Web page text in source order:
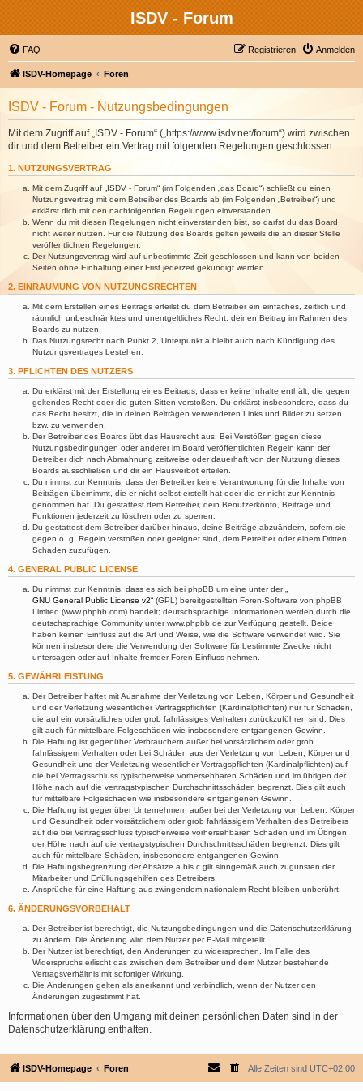
ISDV - Forum
FAQ Anmelden
Registrieren
ISDV-Homepage Foren
ISDV - Forum - Nutzungsbedingungen
Mit dem Zugriff auf „ISDV - Forum“ („https://www.isdv.net/forum“) wird zwischen
dir und dem Betreiber ein Vertrag mit folgenden Regelungen geschlossen:
1. NUTZUNGSVERTRAG
Mit dem Zugriff auf „ISDV - Forum“ (im Folgenden „das Board“) schließt du einen
Nutzungsvertrag mit dem Betreiber des Boards ab (im Folgenden „Betreiber“) und
erklärst dich mit den nachfolgenden Regelungen einverstanden.
Wenn du mit diesen Regelungen nicht einverstanden bist, so darfst du das Board
nicht weiter nutzen. Für die Nutzung des Boards gelten jeweils die an dieser Stelle
veröffentlichten Regelungen.
Der Nutzungsvertrag wird auf unbestimmte Zeit geschlossen und kann von beiden
Seiten ohne Einhaltung einer Frist jederzeit gekündigt werden.
2. EINRÄUMUNG VON NUTZUNGSRECHTEN
Mit dem Erstellen eines Beitrags erteilst du dem Betreiber ein einfaches, zeitlich und
räumlich unbeschränktes und unentgeltliches Recht, deinen Beitrag im Rahmen des
Boards zu nutzen.
Das Nutzungsrecht nach Punkt 2, Unterpunkt a bleibt auch nach Kündigung des
Nutzungsvertrages bestehen.
3. PFLICHTEN DES NUTZERS
Du erklärst mit der Erstellung eines Beitrags, dass er keine Inhalte enthält, die gegen
geltendes Recht oder die guten Sitten verstoßen. Du erklärst insbesondere, dass du
das Recht besitzt, die in deinen Beiträgen verwendeten Links und Bilder zu setzen
bzw. zu verwenden.
Der Betreiber des Boards übt das Hausrecht aus. Bei Verstößen gegen diese
Nutzungsbedingungen oder anderer im Board veröffentlichten Regeln kann der
Betreiber dich nach Abmahnung zeitweise oder dauerhaft von der Nutzung dieses
Boards ausschließen und dir ein Hausverbot erteilen.
Du nimmst zur Kenntnis, dass der Betreiber keine Verantwortung für die Inhalte von
Beiträgen übernimmt, die er nicht selbst erstellt hat oder die er nicht zur Kenntnis
genommen hat. Du gestattest dem Betreiber, dein Benutzerkonto, Beiträge und
Funktionen jederzeit zu löschen oder zu sperren.
Du gestattest dem Betreiber darüber hinaus, deine Beiträge abzuändern, sofern sie
gegen o. g. Regeln verstoßen oder geeignet sind, dem Betreiber oder einem Dritten
Schaden zuzufügen.
4. GENERAL PUBLIC LICENSE
Du nimmst zur Kenntnis, dass es sich bei phpBB um eine unter der „
GNU General Public License v2“ (GPL) bereitgestellten Foren-Software von phpBB
Limited (www.phpbb.com) handelt; deutschsprachige Informationen werden durch die
deutschsprachige Community unter www.phpbb.de zur Verfügung gestellt. Beide
haben keinen Einfluss auf die Art und Weise, wie die Software verwendet wird. Sie
können insbesondere die Verwendung der Software für bestimmte Zwecke nicht
untersagen oder auf Inhalte fremder Foren Einfluss nehmen.
5. GEWÄHRLEISTUNG
Der Betreiber haftet mit Ausnahme der Verletzung von Leben, Körper und Gesundheit
und der Verletzung wesentlicher Vertragspflichten (Kardinalpflichten) nur für Schäden,
die auf ein vorsätzliches oder grob fahrlässiges Verhalten zurückzuführen sind. Dies
gilt auch für mittelbare Folgeschäden wie insbesondere entgangenen Gewinn.
Die Haftung ist gegenüber Verbrauchern außer bei vorsätzlichem oder grob
fahrlässigem Verhalten oder bei Schäden aus der Verletzung von Leben, Körper und
Gesundheit und der Verletzung wesentlicher Vertragspflichten (Kardinalpflichten) auf
die bei Vertragsschluss typischerweise vorhersehbaren Schäden und im übrigen der
Höhe nach auf die vertragstypischen Durchschnittsschäden begrenzt. Dies gilt auch
für mittelbare Folgeschäden wie insbesondere entgangenen Gewinn.
Die Haftung ist gegenüber Unternehmern außer bei der Verletzung von Leben, Körper
und Gesundheit oder vorsätzlichem oder grob fahrlässigem Verhalten des Betreibers
auf die bei Vertragsschluss typischerweise vorhersehbaren Schäden und im Übrigen
der Höhe nach auf die vertragstypischen Durchschnittsschäden begrenzt. Dies gilt
auch für mittelbare Schäden, insbesondere entgangenen Gewinn.
Die Haftungsbegrenzung der Absätze a bis c gilt sinngemäß auch zugunsten der
Mitarbeiter und Erfüllungsgehilfen des Betreibers.
Ansprüche für eine Haftung aus zwingendem nationalem Recht bleiben unberührt.
6. ÄNDERUNGSVORBEHALT
Der Betreiber ist berechtigt, die Nutzungsbedingungen und die Datenschutzerklärung
zu ändern. Die Änderung wird dem Nutzer per E-Mail mitgeteilt.
Der Nutzer ist berechtigt, den Änderungen zu widersprechen. Im Falle des
Widerspruchs erlischt das zwischen dem Betreiber und dem Nutzer bestehende
Vertragsverhältnis mit sofortiger Wirkung.
Die Änderungen gelten als anerkannt und verbindlich, wenn der Nutzer den
Änderungen zugestimmt hat.
Informationen über den Umgang mit deinen persönlichen Daten sind in der
Datenschutzerklärung enthalten.
ISDV-Homepage Foren Alle Zeiten sind UTC+02:00